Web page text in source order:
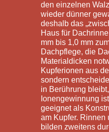
den einzelnen
wieder dünner
deshalb das
Haus für
mm bis 1,0 mm
Dachpflege, die
Materialdicken
Kupferionen aus
sondern
in Berührung
Ionengewinnung
geeignet als
am Kupfer. Rinnen
bilden zweitens